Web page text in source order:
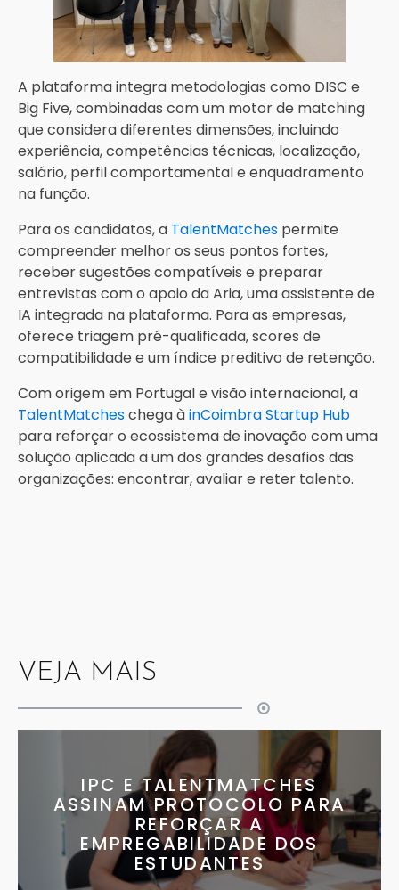
A plataforma integra metodologias como DISC e
Big Five, combinadas com um motor de matching
que considera diferentes dimensões, incluindo
experiência, competências técnicas, localização,
salário, perfil comportamental e enquadramento
na função.
Para os candidatos, a TalentMatches permite
compreender melhor os seus pontos fortes,
receber sugestões compatíveis e preparar
entrevistas com o apoio da Aria, uma assistente de
IA integrada na plataforma. Para as empresas,
oferece triagem pré-qualificada, scores de
compatibilidade e um índice preditivo de retenção.
Com origem em Portugal e visão internacional, a
TalentMatcheschega àinCoimbra Startup Hub
para reforçar o ecossistema de inovação com uma
solução aplicada a um dos grandes desafios das
organizações: encontrar, avaliar e reter talento.
VEJA MAIS
IPC E TALENTMATCHES
ASSINAM PROTOCOLO PARA
REFORÇAR A
EMPREGABILIDADE DOS
ESTUDANTES